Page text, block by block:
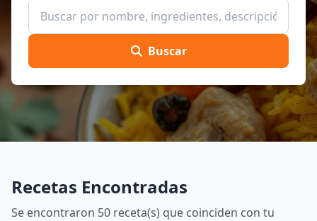
Buscar
Recetas Encontradas
Se encontraron 50 receta(s) que coinciden con tu